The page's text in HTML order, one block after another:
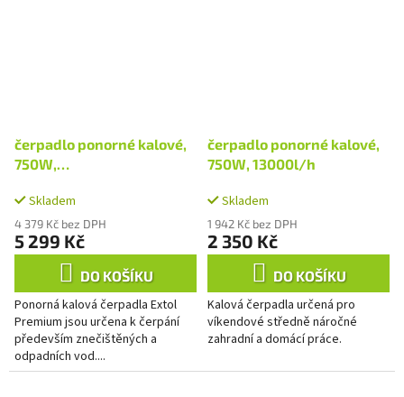
čerpadlo ponorné kalové,
750W,
Skladem
4 379 Kč bez DPH
5 299 Kč
DO KOŠÍKU
Ponorná kalová čerpadla Extol
Premium jsou určena k čerpání
především znečištěných a
odpadních vod....
čerpadlo ponorné kalové,
750W, 13000l/h
Skladem
1 942 Kč bez DPH
2 350 Kč
DO KOŠÍKU
Kalová čerpadla určená pro
víkendové středně náročné
zahradní a domácí práce.